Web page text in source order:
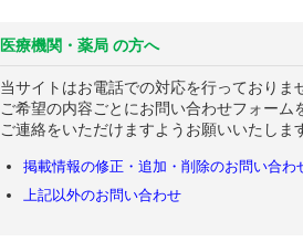
医療機関・薬局 の方へ
当サイトはお電話での対応を行っておりま
ご希望の内容ごとにお問い合わせフォー
ご連絡をいただけますようお願いいたしま
掲載情報の修正・追加・削除のお問い合わ
上記以外のお問い合わせ